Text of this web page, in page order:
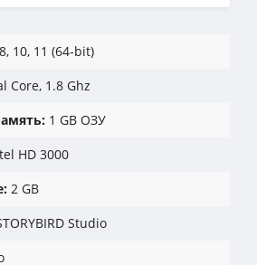
10, 11 (64-bit)
Core, 1.8 Ghz
1 GB ОЗУ
HD 3000
2 GB
Studio